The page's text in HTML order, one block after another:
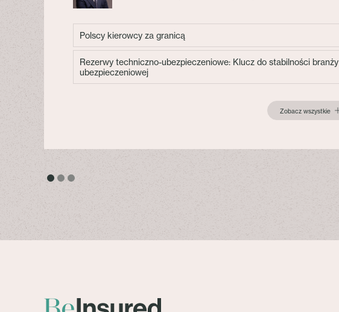
Polscy kierowcy za granicą
Rezerwy techniczno-ubezpieczeniowe: Klucz do stabilności branży
ubezpieczeniowej
Zobacz wszystkie